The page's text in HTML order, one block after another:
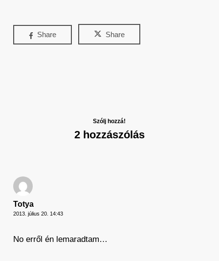
Share Share
Szólj hozzá!
2 hozzászólás
Totya
2013. július 20. 14:43
No erről én lemaradtam…